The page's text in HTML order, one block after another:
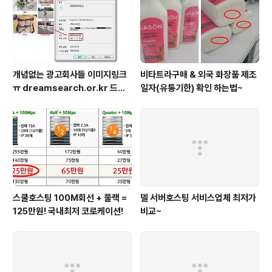
개념없는 광고회사들 이미지링크
ㅠ dreamsearch.or.kr 드림
비타트라구매 & 외국 화장품 제조
일자(유통기한) 확인 하는법~
스쿨호스팅 100M회선 + 풀랙 =
125만원! 국내최저 코로케이션!
델 서버호스팅 서비스업체 최저가
비교~